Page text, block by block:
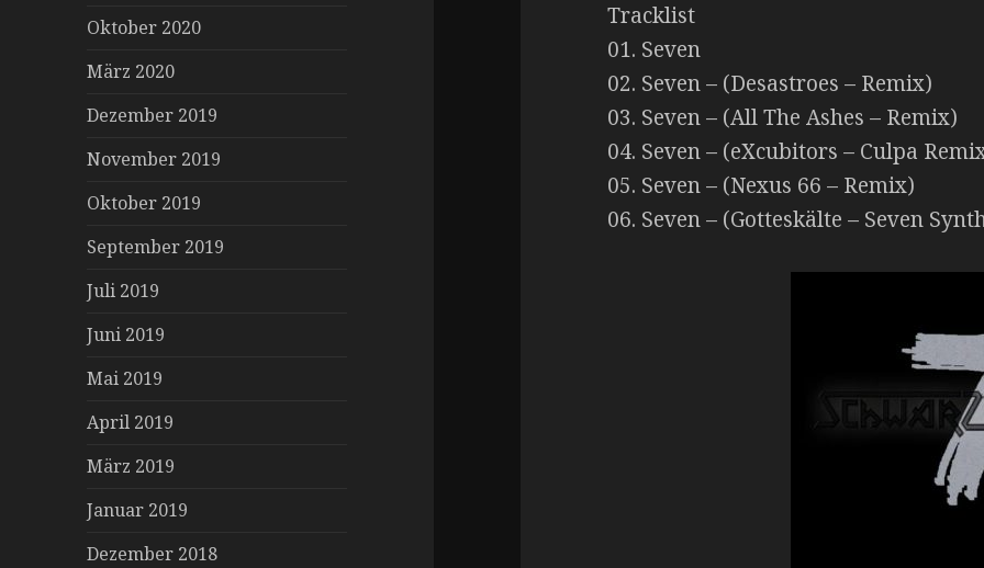
Oktober 2020
März 2020
Dezember 2019
November 2019
Oktober 2019
September 2019
Juli 2019
Juni 2019
Mai 2019
April 2019
März 2019
Januar 2019
Dezember 2018
Tracklist
01. Seven
02. Seven – (Desastroes – Remix)
03. Seven – (All The Ashes – Remix)
04. Seven – (eXcubitors – Culpa
05. Seven – (Nexus 66 – Remix)
06. Seven – (Gotteskälte – Seven